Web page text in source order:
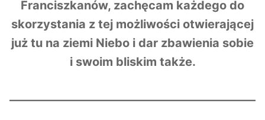
Franciszkanów, zachęcam każdego do
skorzystania z tej możliwości otwierającej
już tu na ziemi Niebo i dar zbawienia sobie
i swoim bliskim także.